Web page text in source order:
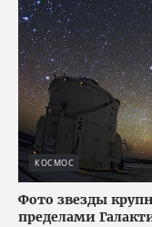
КОСМОС
Фото звезды
пределами